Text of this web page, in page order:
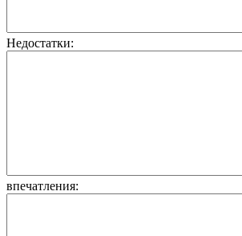
Недостатки:
впечатления: